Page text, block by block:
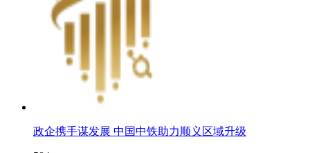
政企携手谋发展 中国中铁助力顺义区域升级